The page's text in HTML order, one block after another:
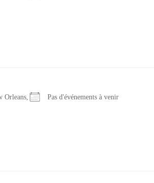
Orleans,
Pas d'événements à venir